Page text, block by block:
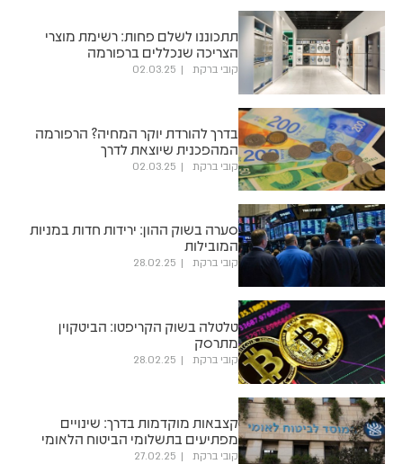
תתכוננו לשלם פחות: רשימת מוצרי
הצריכה שנכללים ברפורמה
קובי ברקת 02.03.25
בדרך להורדת יוקר המחיה? הרפורמה
המהפכנית שיוצאת לדרך
קובי ברקת 02.03.25
סערה בשוק ההון: ירידות חדות במניות
המובילות
קובי ברקת 28.02.25
טלטלה בשוק הקריפטו: הביטקוין
מתרסק
קובי ברקת 28.02.25
קצבאות מוקדמות בדרך: שינויים
מפתיעים בתשלומי הביטוח הלאומי
קובי ברקת 27.02.25